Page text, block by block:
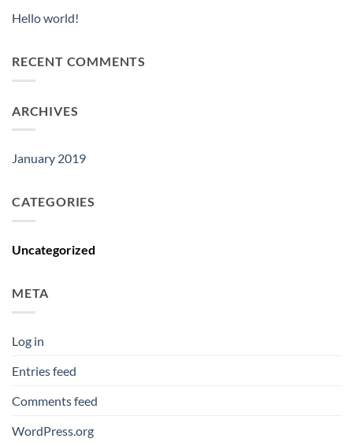
Hello world!
RECENT COMMENTS
ARCHIVES
January 2019
CATEGORIES
Uncategorized
META
Log in
Entries feed
Comments feed
WordPress.org